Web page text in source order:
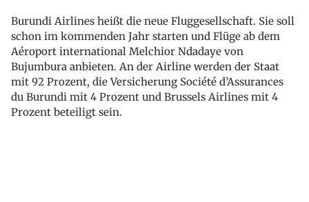
Burundi Airlines heißt die neue Fluggesellschaft. Sie soll
schon im kommenden Jahr starten und Flüge ab dem
Aéroport international Melchior Ndadaye von
Bujumbura anbieten. An der Airline werden der Staat
mit 92 Prozent, die Versicherung Société d’Assurances
du Burundi mit 4 Prozent und Brussels Airlines mit 4
Prozent beteiligt sein.